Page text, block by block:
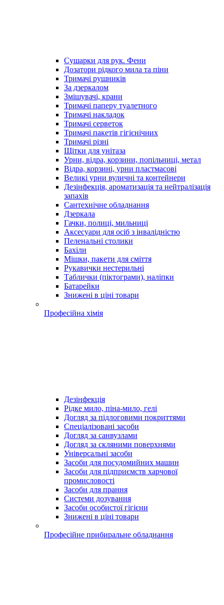
Сушарки для рук. Фени
Дозатори рідкого мила та піни
Тримачі рушників
За дзеркалом
Змішувачі, крани
Тримачі паперу туалетного
Тримачі накладок
Тримачі серветок
Тримачі пакетів гігієнічних
Тримачі різні
Щітки для унітаза
Урни, відра, корзини, попільниці, метал
Відра, корзині, урни пластмасові
Великі урни вуличні та контейнери
Дезінфекція, ароматизація та нейтралізація
запахів
Сантехнічне обладнання
Дзеркала
Гачки, полиці, мильниці
Аксесуари для осіб з інвалідністю
Пеленальні столики
Бахіли
Мішки, пакети для сміття
Рукавички нестерильні
Таблички (піктограми), наліпки
Батарейки
Знижені в ціні товари
Професійна хімія
Дезінфекція
Рідке мило, піна-мило, гелі
Догляд за підлоговими покриттями
Спеціалізовані засоби
Догляд за санвузлами
Догляд за скляними поверхнями
Універсальні засоби
Засоби для посудомийних машин
Засоби для підприємств харчової
промисловості
Засоби для прання
Системи дозування
Засоби особистої гігієни
Знижені в ціні товари
Професійне прибиральне обладнання